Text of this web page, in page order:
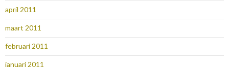
april 2011
maart 2011
februari 2011
januari 2011